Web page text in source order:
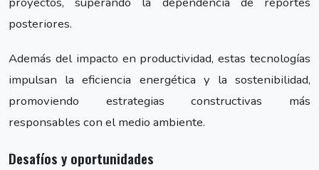
posteriores.
Además del impacto en productividad, estas tecnologías
impulsan la eficiencia energética y la sostenibilidad,
promoviendo estrategias constructivas más
responsables con el medio ambiente.
Desafíos y oportunidades